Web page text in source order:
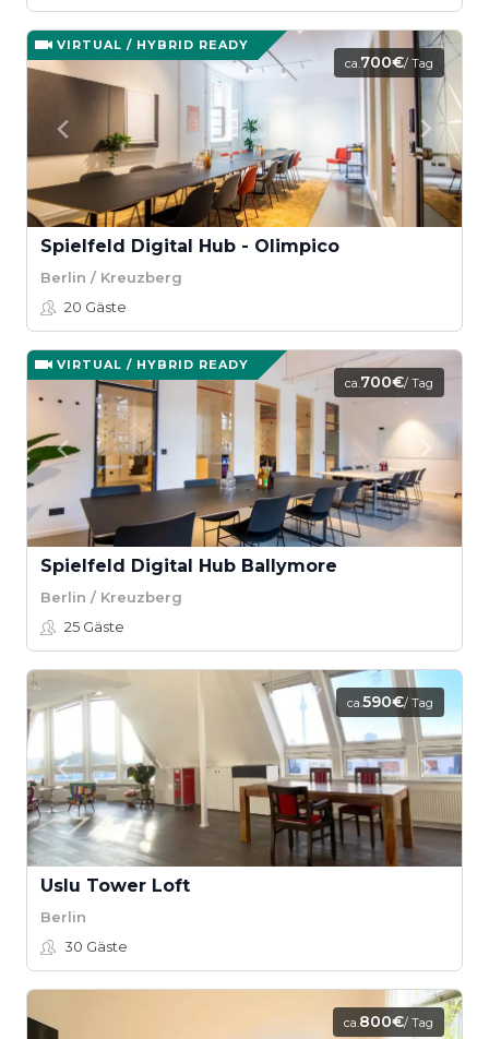
VIRTUAL / HYBRID READY
ca.700€/ Tag
Spielfeld Digital Hub - Olimpico
Berlin / Kreuzberg
20 Gäste
VIRTUAL / HYBRID READY
ca.700€/ Tag
Spielfeld Digital Hub Ballymore
Berlin / Kreuzberg
25 Gäste
ca.590€/ Tag
Uslu Tower Loft
Berlin
30 Gäste
ca.800€/ Tag